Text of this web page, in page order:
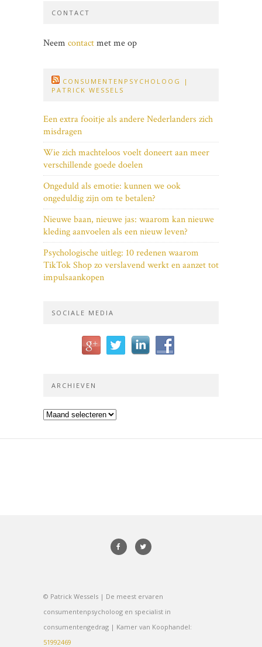
CONTACT
Neem contactmet me op
CONSUMENTENPSYCHOLOOG |
PATRICK WESSELS
Een extra fooitje als andere Nederlanders zich
misdragen
Wie zich machteloos voelt doneert aan meer
verschillende goede doelen
Ongeduld als emotie: kunnen we ook
ongeduldig zijn om te betalen?
Nieuwe baan, nieuwe jas: waarom kan nieuwe
kleding aanvoelen als een nieuw leven?
Psychologische uitleg: 10 redenen waarom
TikTok Shop zo verslavend werkt en aanzet tot
impulsaankopen
SOCIALE MEDIA
ARCHIEVEN
Archieven
© Patrick Wessels | De meest ervaren
consumentenpsycholoog en specialist in
consumentengedrag | Kamer van Koophandel:
51992469